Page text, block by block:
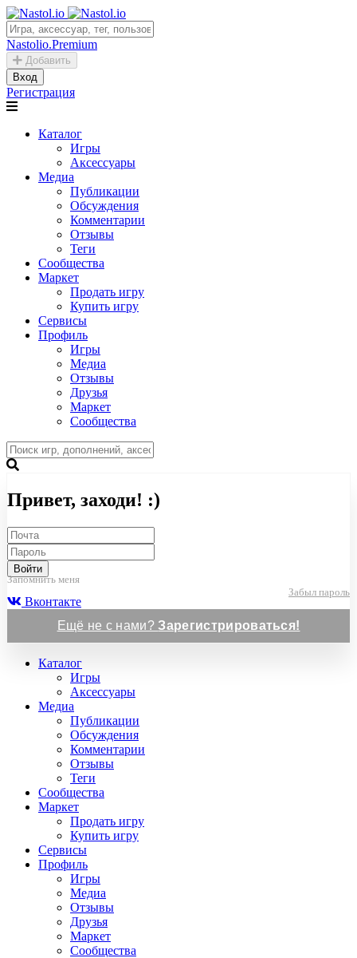
Nastolio.Premium
Добавить
Вход
Регистрация
Каталог
Игры
Аксессуары
Медиа
Публикации
Обсуждения
Комментарии
Отзывы
Теги
Сообщества
Маркет
Продать игру
Купить игру
Сервисы
Профиль
Игры
Медиа
Отзывы
Друзья
Маркет
Сообщества
Привет, заходи! :)
Войти
Запомнить меня
Забыл пароль
Вконтакте
Ещё не с нами?Зарегистрироваться!
Каталог
Игры
Аксессуары
Медиа
Публикации
Обсуждения
Комментарии
Отзывы
Теги
Сообщества
Маркет
Продать игру
Купить игру
Сервисы
Профиль
Игры
Медиа
Отзывы
Друзья
Маркет
Сообщества